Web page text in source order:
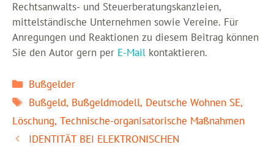
Rechtsanwalts- und Steuerberatungskanzleien,
mittelständische Unternehmen sowie Vereine. Für
Anregungen und Reaktionen zu diesem Beitrag können
Sie den Autor gern per E-Mail kontaktieren.
Kategorien
Bußgelder
Schlagwörter
Bußgeld, Bußgeldmodell, Deutsche Wohnen SE,
Löschung, Technische-organisatorische Maßnahmen
IDENTITÄT BEI ELEKTRONISCHEN